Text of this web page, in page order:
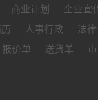
商业计划
企业宣
人事行政
法
报价单 送货单